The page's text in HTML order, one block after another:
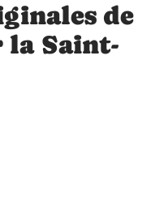
de
la Saint-